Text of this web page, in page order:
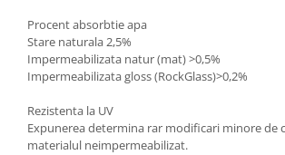
Procent absorbtie apa
Stare naturala 2,5%
Impermeabilizata natur (mat) >0,5%
Impermeabilizata gloss (RockGlass)>0,2%
Rezistenta la UV
Expunerea determina rar modificari minore de
materialul neimpermeabilizat.